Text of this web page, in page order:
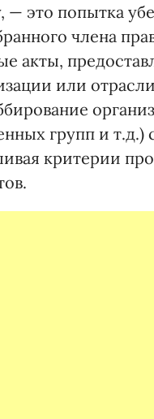
это попытка
члена
акты,
или
групп и т.д.)
критерии